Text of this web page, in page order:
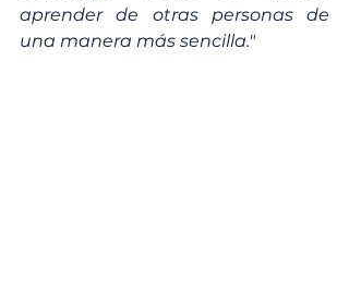
aprender de otras personas de
una manera más sencilla."